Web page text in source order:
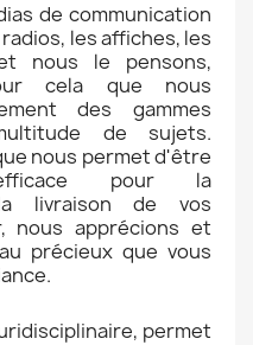
de communication
les affiches, les
nous le pensons,
cela que nous
des gammes
de sujets.
nous permet d'être
pour la
livraison de vos
nous apprécions et
précieux que vous
permet